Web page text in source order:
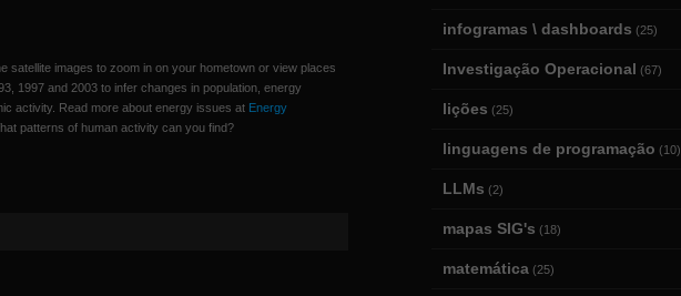
satellite images to zoom in on your hometown or view places
1997 and 2003 to infer changes in population, energy
activity. Read more about energy issues at Energy
patterns of human activity can you find?
infogramas \ dashboards (25)
Investigação Operacional (67)
lições (25)
linguagens de programação (10)
LLMs (2)
mapas SIG's (18)
matemática (25)